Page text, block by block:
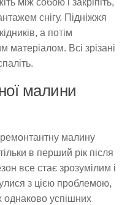
між собою і закріпіть,
снігу. Підніжжя
а потім
матеріалом. Всі зрізані
малини
малину
в перший рік після
все стає зрозумілим і
з цією проблемою,
однаково успішних